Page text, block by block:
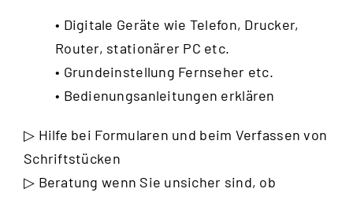
• Digitale Geräte wie Telefon, Drucker,
Router, stationärer PC etc.
• Grundeinstellung Fernseher etc.
• Bedienungsanleitungen erklären
▷ Hilfe bei Formularen und beim Verfassen von
Schriftstücken
▷ Beratung wenn Sie unsicher sind, ob